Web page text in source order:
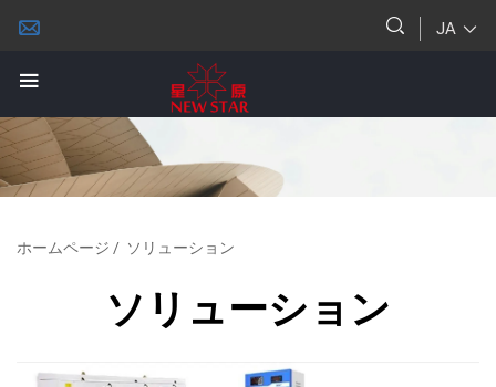
JA
ホームページ / ソリューション
ソリューション